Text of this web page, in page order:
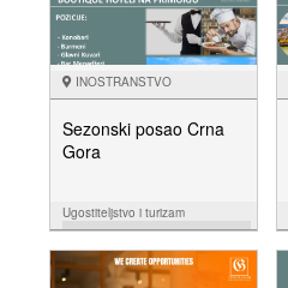
INOSTRANSTVO
Sezonski posao Crna
Gora
Ugostiteljstvo i turizam
NUDIM